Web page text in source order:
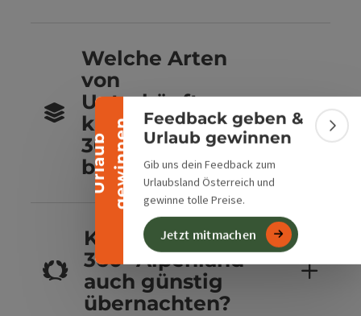
U
r
l
a
u
b
g
e
w
i
n
n
en
Banner einklappen
Feedback geben &
Urlaub gewinnen
Gib uns dein Feedback zum
Urlaubsland Österreich und
gewinne tolle Preise.
Jetzt mitmachen
Welche Arten
von
Unterkünften
kannst du im
360° Alpenland
buchen?
Kannst du im
360° Alpenland
auch günstig
übernachten?